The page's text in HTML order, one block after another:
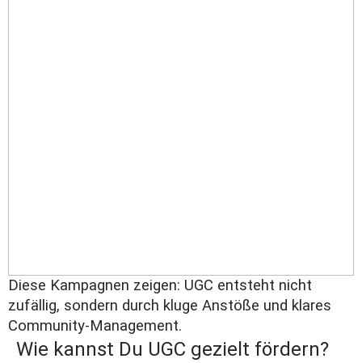
Diese Kampagnen zeigen: UGC entsteht nicht
zufällig, sondern durch kluge Anstöße und klares
Community-Management.
Wie kannst Du UGC gezielt fördern?